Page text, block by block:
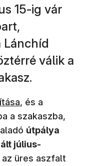
15-ig vár
Lánchíd
válik a
meg)
, és a
a szakaszba,
útpálya
július-
az üres aszfalt